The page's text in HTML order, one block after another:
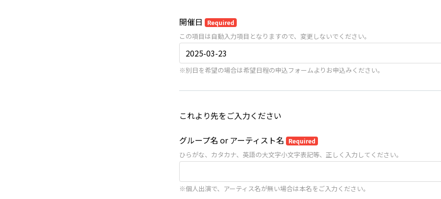
開催日 Required
この項目は自動入力項目となりますので、変更しないでください。
※別日を希望の場合は希望日程の申込フォームよりお申込みください。
これより先をご入力ください
グループ名 or アーティスト名 Required
ひらがな、カタカナ、英語の大文字小文字表記等、正しく入力してください。
※個人出演で、アーティス名が無い場合は本名をご入力ください。